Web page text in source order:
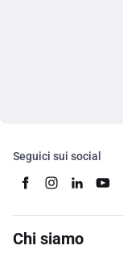
Seguici sui social
Chi siamo